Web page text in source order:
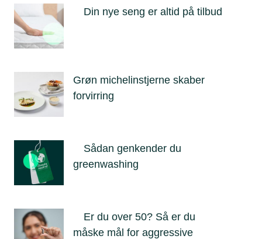
Din nye seng er altid på tilbud
Grøn michelinstjerne skaber
forvirring
Sådan genkender du
greenwashing
Er du over 50? Så er du
måske mål for aggressive